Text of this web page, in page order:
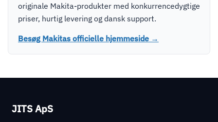
originale Makita-produkter med konkurrencedygtige
priser, hurtig levering og dansk support.
Besøg Makitas officielle hjemmeside →
JITS ApS